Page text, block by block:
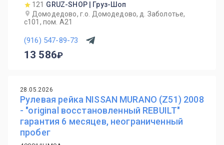
121 GRUZ-SHOP | Груз-Шоп
Домодедово, г.о. Домодедово, д. Заболотье,
с101, пом. А21
(916) 547-89-73
13 586
28.05.2026
Рулевая рейка NISSAN MURANO (Z51) 2008
- "original восстановленный REBUILT"
гарантия 6 месяцев, неограниченный
пробег